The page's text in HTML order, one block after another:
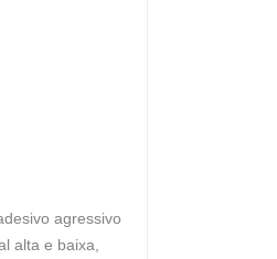
agressivo
alta e baixa,